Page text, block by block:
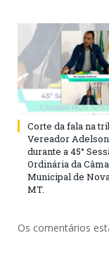
Corte da fala na
Vereador
durante a 45°
Ordinária da
Municipal de
MT.
Os comentários